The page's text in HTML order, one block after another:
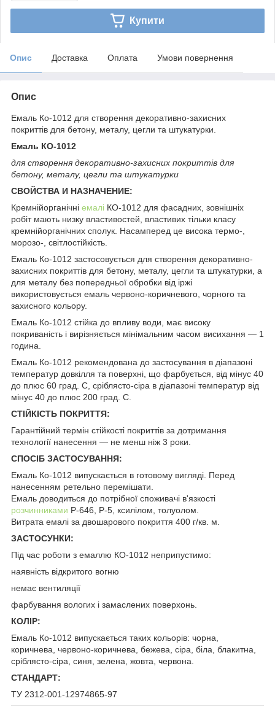
Купити
Опис Доставка Оплата Умови повернення
Опис
Емаль Ко-1012 для створення декоративно-захисних
покриттів для бетону, металу, цегли та штукатурки.
Емаль КО-1012
для створення декоративно-захисних покриттів для
бетону, металу, цегли та штукатурки
СВОЙСТВА И НАЗНАЧЕНИЕ:
Кремнійорганічні емалі КО-1012 для фасадних, зовнішніх
робіт мають низку властивостей, властивих тільки класу
кремнійорганічних сполук. Насамперед це висока термо-,
морозо-, світлостійкість.
Емаль Ко-1012 застосовується для створення декоративно-
захисних покриттів для бетону, металу, цегли та штукатурки, а
для металу без попередньої обробки від іржі
використовується емаль червоно-коричневого, чорного та
захисного кольору.
Емаль Ко-1012 стійка до впливу води, має високу
покриваність і вирізняється мінімальним часом висихання — 1
година.
Емаль Ко-1012 рекомендована до застосування в діапазоні
температур довкілля та поверхні, що фарбується, від мінус 40
до плюс 60 град. С, сріблясто-сіра в діапазоні температур від
мінус 40 до плюс 200 град. С.
СТІЙКІСТЬ ПОКРИТТЯ:
Гарантійний термін стійкості покриттів за дотримання
технології нанесення — не менш ніж 3 роки.
СПОСІБ ЗАСТОСУВАННЯ:
Емаль Ко-1012 випускається в готовому вигляді. Перед
нанесенням ретельно перемішати.
Емаль доводиться до потрібної споживачі в'язкості
розчинниками P-646, Р-5, ксилілом, толуолом.
Витрата емалі за двошарового покриття 400 г/кв. м.
ЗАСТОСУНКИ:
Під час роботи з емаллю КО-1012 неприпустимо:
наявність відкритого вогню
немає вентиляції
фарбування вологих і замаслених поверхонь.
КОЛІР:
Емаль Ко-1012 випускається таких кольорів: чорна,
коричнева, червоно-коричнева, бежева, сіра, біла, блакитна,
сріблясто-сіра, синя, зелена, жовта, червона.
СТАНДАРТ:
ТУ 2312-001-12974865-97